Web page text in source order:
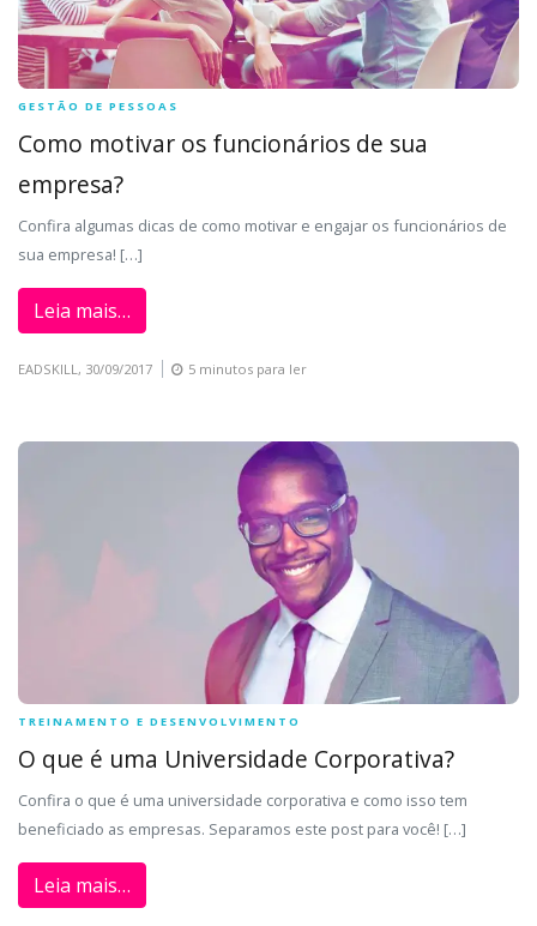
GESTÃO DE PESSOAS
Como motivar os funcionários de sua
empresa?
Confira algumas dicas de como motivar e engajar os funcionários de
sua empresa! […]
Leia mais…
EADSKILL, 30/09/2017 5 minutos para ler
TREINAMENTO E DESENVOLVIMENTO
O que é uma Universidade Corporativa?
Confira o que é uma universidade corporativa e como isso tem
beneficiado as empresas. Separamos este post para você! […]
Leia mais…